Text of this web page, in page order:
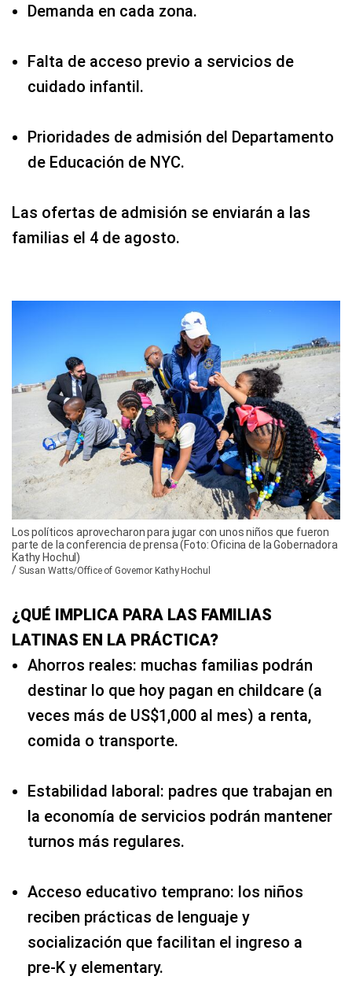
Demanda en cada zona.
Falta de acceso previo a servicios de
cuidado infantil.
Prioridades de admisión del Departamento
de Educación de NYC.
Las ofertas de admisión se enviarán a las
familias el 4 de agosto.
Los políticos aprovecharon para jugar con unos niños que fueron
parte de la conferencia de prensa (Foto: Oficina de la Gobernadora
Kathy Hochul)
/ Susan Watts/Office of Governor Kathy Hochul
¿QUÉ IMPLICA PARA LAS FAMILIAS
LATINAS EN LA PRÁCTICA?
Ahorros reales: muchas familias podrán
destinar lo que hoy pagan en childcare (a
veces más de US$1,000 al mes) a renta,
comida o transporte.
Estabilidad laboral: padres que trabajan en
la economía de servicios podrán mantener
turnos más regulares.
Acceso educativo temprano: los niños
reciben prácticas de lenguaje y
socialización que facilitan el ingreso a
pre‑K y elementary.